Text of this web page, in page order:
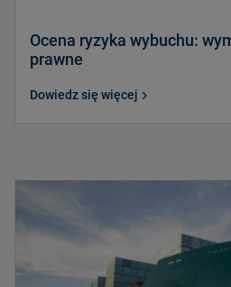
Ocena ryzyka wybuchu:
prawne
Dowiedz się więcej